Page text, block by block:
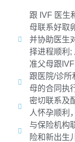
跟 IVF 医生
母联系好取
并协助医生
择进程顺利;
准父母跟
跟医院/诊所
母的合同执
密切联系及
人怀孕顺利
与保险机构
险和新出生